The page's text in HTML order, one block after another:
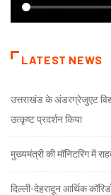
LATEST NEWS
उत्तराखंड के अंडरग्रेजुएट
उत्कृष्ट प्रदर्शन किया
मुख्यमंत्री की मॉनिटरिंग में
दिल्ली-देहरादून आर्थिक